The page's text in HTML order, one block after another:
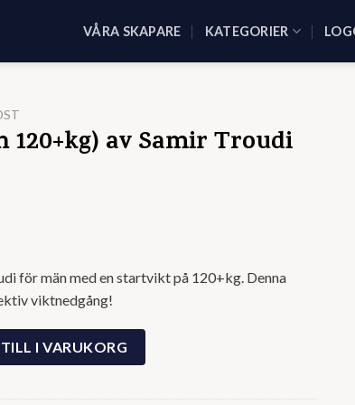
VÅRA SKAPARE KATEGORIER
120+kg) av Samir Troudi
för män med en startvikt på 120+kg. Denna
viktnedgång!
Troudi mängd
I VARUKORG